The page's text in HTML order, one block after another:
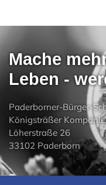
Mache
Leben -
Paderborner-Bürger-
Königsträßer Kompanie
Löherstraße 26
33102 Paderborn